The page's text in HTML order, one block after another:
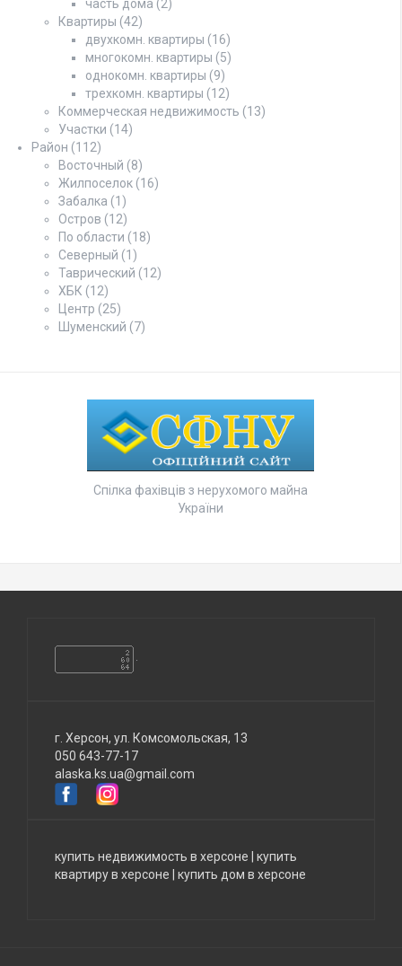
часть дома (2)
Квартиры (42)
двухкомн. квартиры (16)
многокомн. квартиры (5)
однокомн. квартиры (9)
трехкомн. квартиры (12)
Коммерческая недвижимость (13)
Участки (14)
Район (112)
Восточный (8)
Жилпоселок (16)
Забалка (1)
Остров (12)
По области (18)
Северный (1)
Таврический (12)
ХБК (12)
Центр (25)
Шуменский (7)
Спілка фахівців з нерухомого майна
України
г. Херсон, ул. Комсомольская, 13
050 643-77-17
alaska.ks.ua@gmail.com
купить недвижимость в херсоне
купить
квартиру в херсоне
купить дом в херсоне